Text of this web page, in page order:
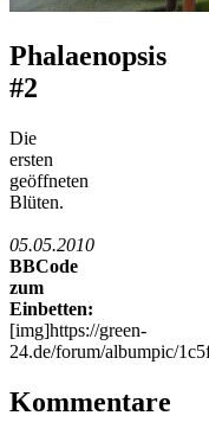
Phalaenopsis
#2
Die
ersten
geöffneten
Blüten.
05.05.2010
BBCode
zum
Einbetten:
[img]https://green-
24.de/forum/albumpic/
Kommentare